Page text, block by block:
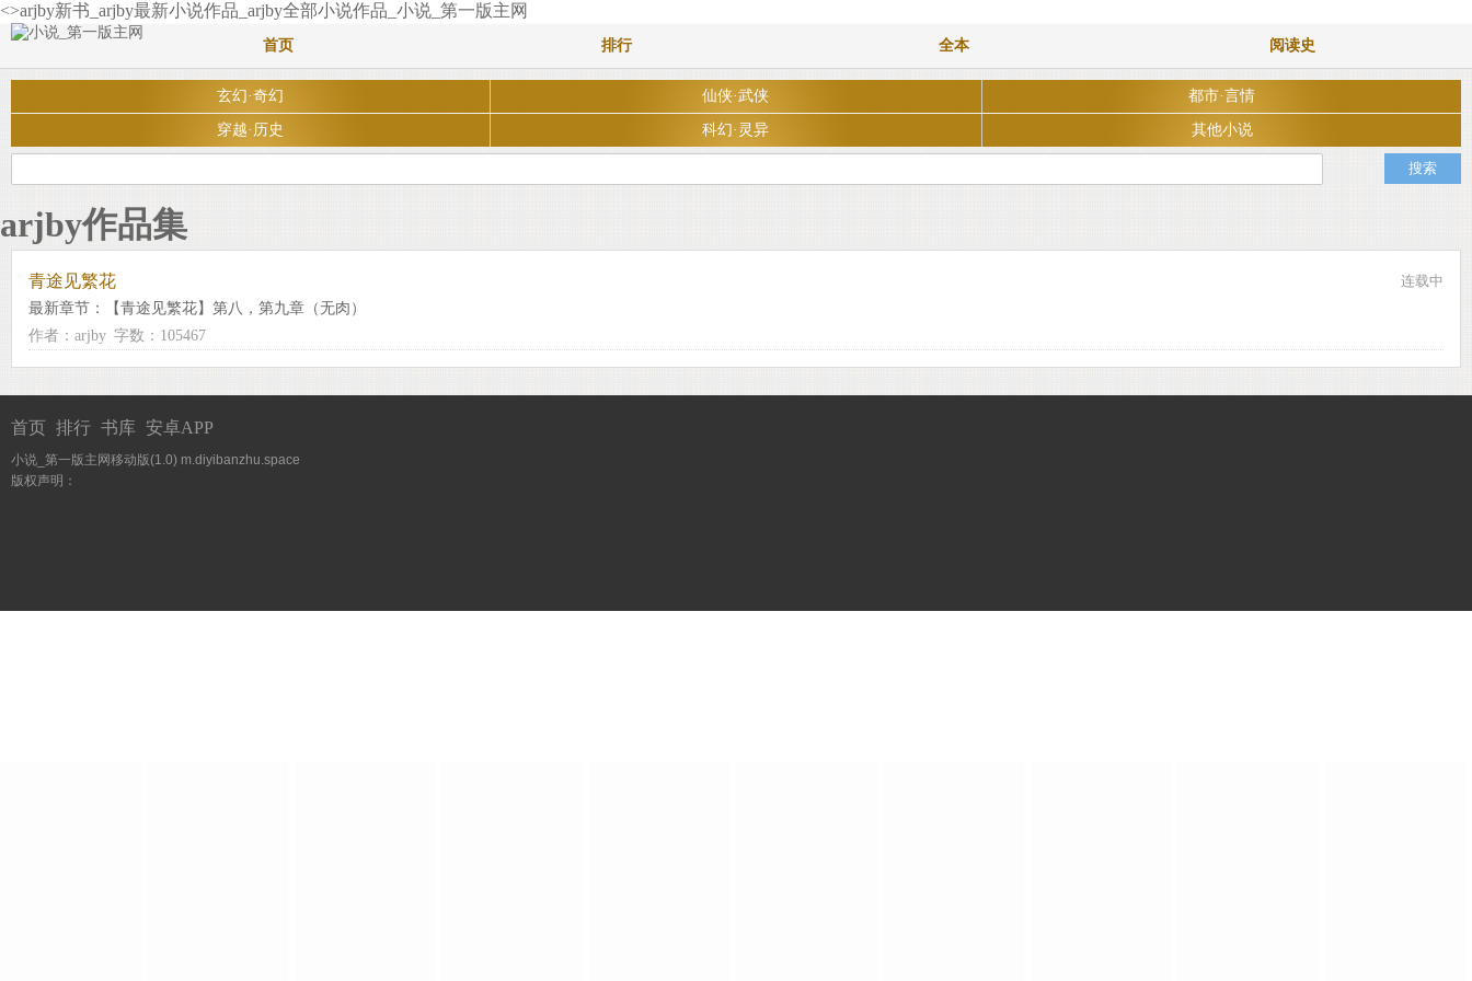
<>arjby新书_arjby最新小说作品_arjby全部小说作品_小说_第一版主网
首页 排行 全本 阅读史
玄幻·奇幻 仙侠·武侠 都市·言情
穿越·历史 科幻·灵异 其他小说
arjby作品集
青途见繁花
连载中
最新章节：
【青途见繁花】第八，第九章（无肉）
作者：arjby 字数：105467
首页 排行 书库 安卓APP
小说_第一版主网移动版(1.0) m.diyibanzhu.space
版权声明：